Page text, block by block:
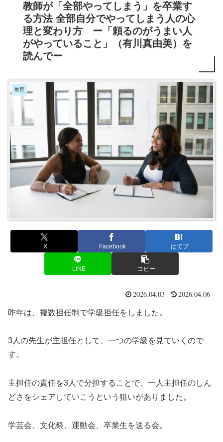
教師が「全部やってしまう」を卒業す
る方法 全部自分でやってしまう人の心
理と変わり方 ー「頼るのがうまい人
がやっていること」（有川真由美）を
読んでー
教育
X Facebook はてブ
LINE コピー
2026.04.03 2026.04.06
昨年は、複数担任制で学級担任をしました。
3人の先生が主担任として、一つの学級を見ていくので
す。
主担任の責任を3人で分担することで、一人主担任のしん
どさをシェアしていこうという狙いがありました。
学芸会、文化祭、運動会、卒業生を送る会。